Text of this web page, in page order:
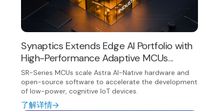
Synaptics Extends Edge AI Portfolio with
High-Performance Adaptive MCUs...
SR-Series MCUs scale Astra AI-Native hardware and
open-source software to accelerate the development
of low-power, cognitive IoT devices.
了解详情